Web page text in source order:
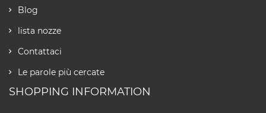
Blog
lista nozze
Contattaci
Le parole più cercate
SHOPPING INFORMATION